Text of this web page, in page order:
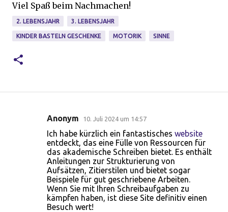
Viel Spaß beim Nachmachen!
2. LEBENSJAHR 3. LEBENSJAHR
KINDER BASTELN GESCHENKE MOTORIK SINNE
Anonym 10. Juli 2024 um 14:57
Ich habe kürzlich ein fantastisches website
entdeckt, das eine Fülle von Ressourcen für
das akademische Schreiben bietet. Es enthält
Anleitungen zur Strukturierung von
Aufsätzen, Zitierstilen und bietet sogar
Beispiele für gut geschriebene Arbeiten.
Wenn Sie mit Ihren Schreibaufgaben zu
kämpfen haben, ist diese Site definitiv einen
Besuch wert!